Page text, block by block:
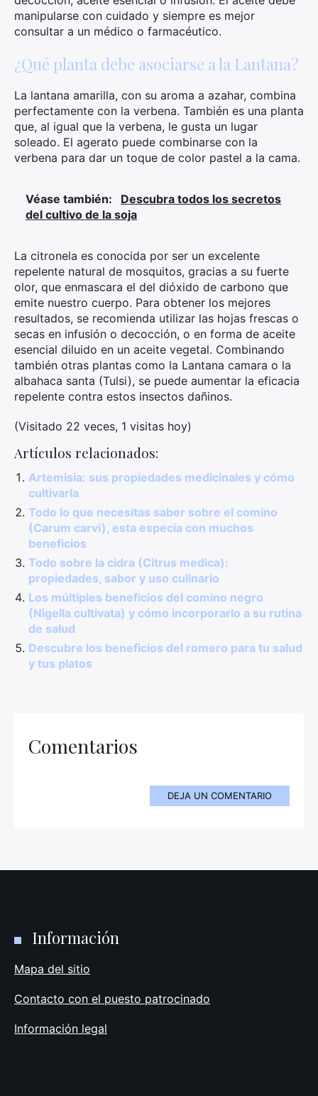
manipularse con cuidado y siempre es mejor
consultar a un médico o farmacéutico.
¿Qué planta debe asociarse a la Lantana?
La lantana amarilla, con su aroma a azahar, combina
perfectamente con la verbena. También es una planta
que, al igual que la verbena, le gusta un lugar
soleado. El agerato puede combinarse con la
verbena para dar un toque de color pastel a la cama.
Véase también:
Descubra todos los secretos
del cultivo de la soja
La citronela es conocida por ser un excelente
repelente natural de mosquitos, gracias a su fuerte
olor, que enmascara el del dióxido de carbono que
emite nuestro cuerpo. Para obtener los mejores
resultados, se recomienda utilizar las hojas frescas o
secas en infusión o decocción, o en forma de aceite
esencial diluido en un aceite vegetal. Combinando
también otras plantas como la Lantana camara o la
albahaca santa (Tulsi), se puede aumentar la eficacia
repelente contra estos insectos dañinos.
(Visitado 22 veces, 1 visitas hoy)
Artículos relacionados:
Artemisia: sus propiedades medicinales y cómo
cultivarla
Todo lo que necesitas saber sobre el comino
(Carum carvi), esta especia con muchos
beneficios
Todo sobre la cidra (Citrus medica):
propiedades, sabor y uso culinario
Los múltiples beneficios del comino negro
(Nigella cultivata) y cómo incorporarlo a su rutina
de salud
Descubre los beneficios del romero para tu salud
y tus platos
Comentarios
DEJA UN COMENTARIO
Información
Mapa del sitio
Contacto con el puesto patrocinado
Información legal